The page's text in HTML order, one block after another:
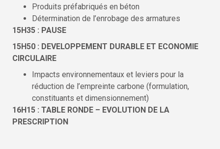
Produits préfabriqués en béton
Détermination de l’enrobage des armatures
15H35 : PAUSE
15H50 : DEVELOPPEMENT DURABLE ET ECONOMIE
CIRCULAIRE
Impacts environnementaux et leviers pour la
réduction de l’empreinte carbone (formulation,
constituants et dimensionnement)
16H15 : TABLE RONDE – EVOLUTION DE LA
PRESCRIPTION